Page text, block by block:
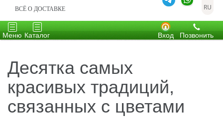
ВСЁ О ДОСТАВКЕ
Toggle
navigation
Меню
Toggle
navigation
Каталог Позвонить
Вход
Десятка самых
красивых традиций,
связанных с цветами